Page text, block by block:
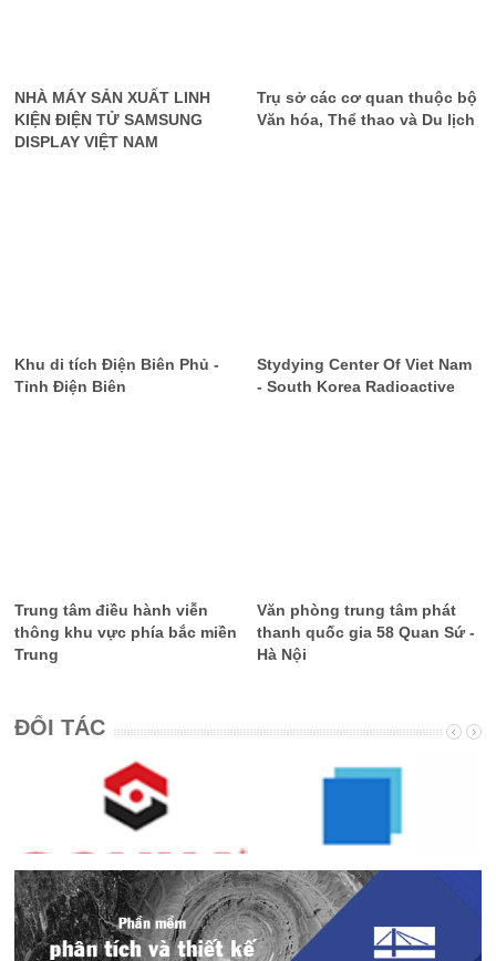
NHÀ MÁY SẢN XUẤT LINH
KIỆN ĐIỆN TỬ SAMSUNG
DISPLAY VIỆT NAM
Trụ sở các cơ quan thuộc bộ
Văn hóa, Thể thao và Du lịch
Khu di tích Điện Biên Phủ -
Tỉnh Điện Biên
Stydying Center Of Viet Nam
- South Korea Radioactive
Trung tâm điều hành viễn
thông khu vực phía bắc miền
Trung
Văn phòng trung tâm phát
thanh quốc gia 58 Quan Sứ -
Hà Nội
ĐỐI TÁC